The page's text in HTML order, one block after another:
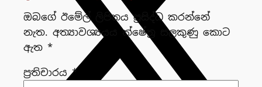
ඔබගේ ඊමේල් ලිපිනය ප්‍රසිද්ධ කරන්නේ
නැත. අත්‍යාවශ්‍යයය ක්ෂේත්‍ර සලකුණු කොට
ඇත *
ප්‍රතිචාරය*